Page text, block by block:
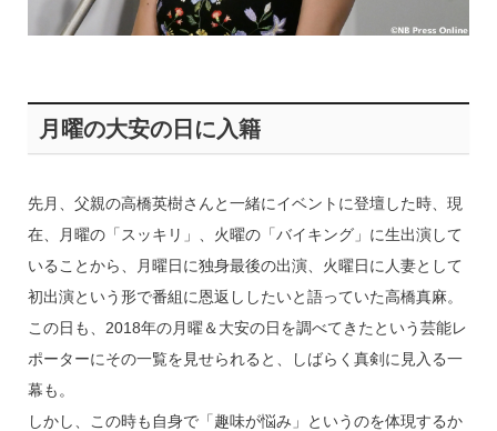
月曜の大安の日に入籍
先月、父親の高橋英樹さんと一緒にイベントに登壇した時、現
在、月曜の「スッキリ」、火曜の「バイキング」に生出演して
いることから、月曜日に独身最後の出演、火曜日に人妻として
初出演という形で番組に恩返ししたいと語っていた高橋真麻。
この日も、2018年の月曜＆大安の日を調べてきたという芸能レ
ポーターにその一覧を見せられると、しばらく真剣に見入る一
幕も。
しかし、この時も自身で「趣味が悩み」というのを体現するか